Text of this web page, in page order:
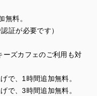
無料。
証が必要です）
ーズカフェのご利用も対
で、 1 時間追加無料。
で、3時間追加無料。